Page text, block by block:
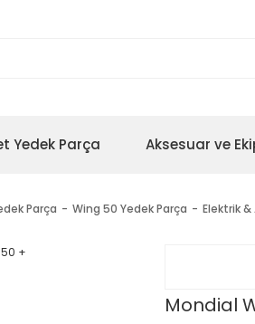
Yedek Parça Aksesuar ve
Parça Wing 50 Yedek Parça Elektrik
Mondial